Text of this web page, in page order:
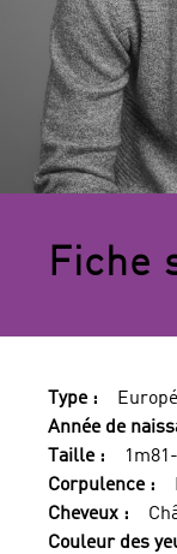
Fiche
Type :
Année de
Taille :
Corpulence :
Cheveux :
Couleur des